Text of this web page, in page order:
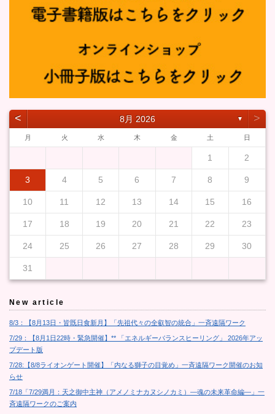
˂ 8月 2026 ▼ ˃
月 火 水 木 金 土 日
1 2
3 4 5 6 7 8 9
10 11 12 13 14 15 16
17 18 19 20 21 22 23
24 25 26 27 28 29 30
31
New article
8/3：【8月13日・皆既日食新月】「先祖代々の全叡智の統合」一斉遠隔ワーク
7/29：【8月1日22時・緊急開催】** 「エネルギーバランスヒーリング」 2026年アッ
プデート版
7/28:【8/8ライオンゲート開催】「内なる獅子の目覚め」一斉遠隔ワーク開催のお知
らせ
7/18「7/29満月：天之御中主神（アメノミナカヌシノカミ）―魂の未来革命編―」一
斉遠隔ワークのご案内